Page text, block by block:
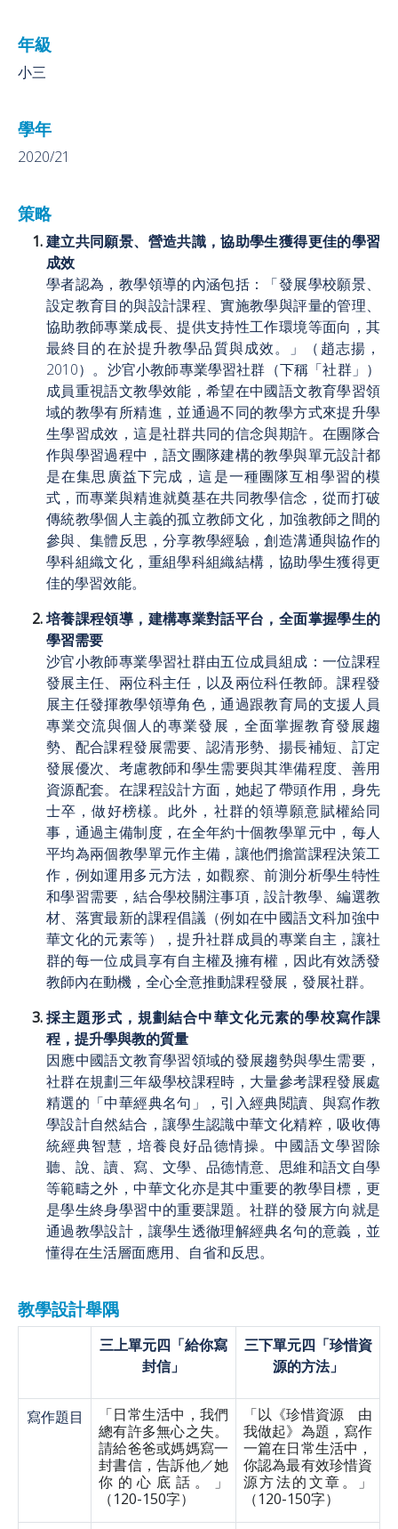
年級
小三
學年
2020/21
策略
建立共同願景、營造共識，協助學生獲得更佳的學習
成效
學者認為，教學領導的內涵包括：「發展學校願景、
設定教育目的與設計課程、實施教學與評量的管理、
協助教師專業成長、提供支持性工作環境等面向，其
最終目的在於提升教學品質與成效。」（趙志揚，
2010）。沙官小教師專業學習社群（下稱「社群」）
成員重視語文教學效能，希望在中國語文教育學習領
域的教學有所精進，並通過不同的教學方式來提升學
生學習成效，這是社群共同的信念與期許。在團隊合
作與學習過程中，語文團隊建構的教學與單元設計都
是在集思廣益下完成，這是一種團隊互相學習的模
式，而專業與精進就奠基在共同教學信念，從而打破
傳統教學個人主義的孤立教師文化，加強教師之間的
參與、集體反思，分享教學經驗，創造溝通與協作的
學科組織文化，重組學科組織結構，協助學生獲得更
佳的學習效能。
培養課程領導，建構專業對話平台，全面掌握學生的
學習需要
沙官小教師專業學習社群由五位成員組成：一位課程
發展主任、兩位科主任，以及兩位科任教師。課程發
展主任發揮教學領導角色，通過跟教育局的支援人員
專業交流與個人的專業發展，全面掌握教育發展趨
勢、配合課程發展需要、認清形勢、揚長補短、訂定
發展優次、考慮教師和學生需要與其準備程度、善用
資源配套。在課程設計方面，她起了帶頭作用，身先
士卒，做好榜樣。此外，社群的領導願意賦權給同
事，通過主備制度，在全年約十個教學單元中，每人
平均為兩個教學單元作主備，讓他們擔當課程決策工
作，例如運用多元方法，如觀察、前測分析學生特性
和學習需要，結合學校關注事項，設計教學、編選教
材、落實最新的課程倡議（例如在中國語文科加強中
華文化的元素等），提升社群成員的專業自主，讓社
群的每一位成員享有自主權及擁有權，因此有效誘發
教師內在動機，全心全意推動課程發展，發展社群。
採主題形式，規劃結合中華文化元素的學校寫作課
程，提升學與教的質量
因應中國語文教育學習領域的發展趨勢與學生需要，
社群在規劃三年級學校課程時，大量參考課程發展處
精選的「中華經典名句」，引入經典閱讀、與寫作教
學設計自然結合，讓學生認識中華文化精粹，吸收傳
統經典智慧，培養良好品德情操。中國語文學習除
聽、說、讀、寫、文學、品德情意、思維和語文自學
等範疇之外，中華文化亦是其中重要的教學目標，更
是學生終身學習中的重要課題。社群的發展方向就是
通過教學設計，讓學生透徹理解經典名句的意義，並
懂得在生活層面應用、自省和反思。
教學設計舉隅
三上單元四「給你寫
封信」
三下單元四「珍惜資
源的方法」
寫作題目
「日常生活中，我們
總有許多無心之失。
請給爸爸或媽媽寫一
封書信，告訴他／她
你的心底話。」
（120-150字）
「以《珍惜資源 由
我做起》為題，寫作
一篇在日常生活中，
你認為最有效珍惜資
源方法的文章。」
（120-150字）